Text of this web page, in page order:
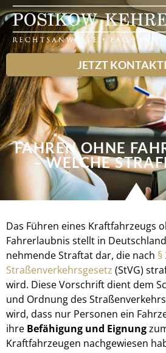
JETZT
FAHREN OHNE
– WELCHE
Das Führen eines Kraftfahrzeugs
Fahrerlaubnis stellt in
nehmende Straftat dar, die nach §
Straßenverkehrsgesetz (StVG)
wird. Diese Vorschrift dient dem
und Ordnung des
wird, dass nur Personen ein
ihre Befähigung und Eignung
Kraftfahrzeugen nachgewiesen